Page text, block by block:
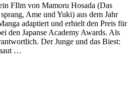
FIlm von Mamoru Hosada (Das
Ame und Yuki) aus dem Jahr
adaptiert und erhielt den Preis für
den Japanse Academy Awards. Als
Der Junge und das Biest:
…